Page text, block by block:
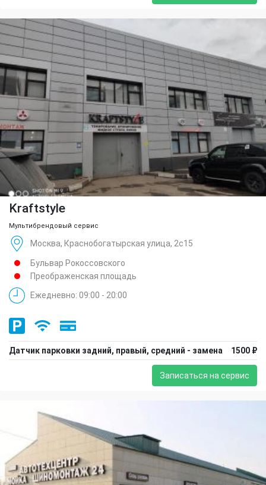
Kraftstyle
Мультибрендовый сервис
Москва, Краснобогатырская улица, 2с15
Бульвар Рокоссовского
Преображенская площадь
Ежедневно: 09:00 - 20:00
Датчик парковки задний, правый, средний - замена 1500 ₽
Записаться на сервис